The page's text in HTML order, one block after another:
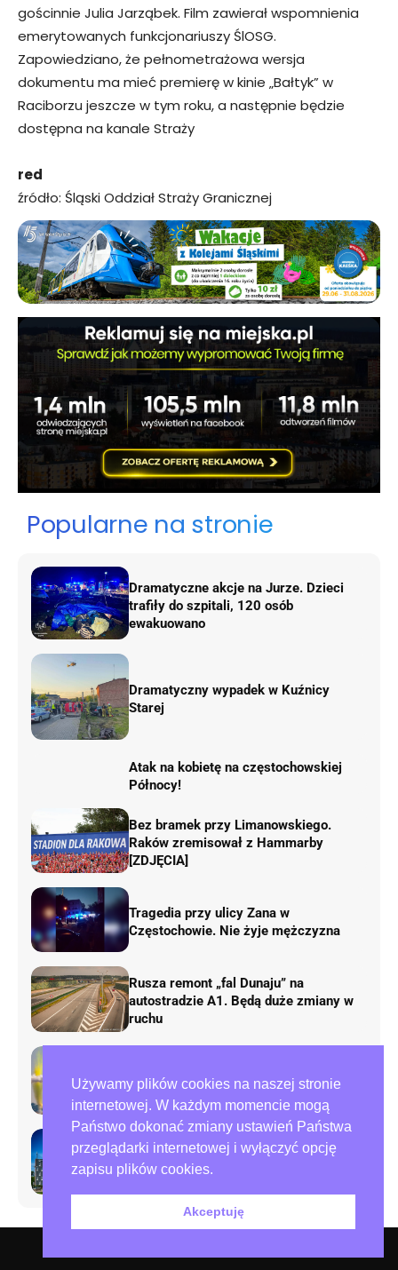
Używamy plików cookies na naszej stronie
internetowej. W każdym momencie mogą
Państwo dokonać zmiany ustawień Państwa
przeglądarki internetowej i wyłączyć opcję
zapisu plików cookies.
Akceptuję
gościnnie Julia Jarząbek. Film zawierał wspomnienia
emerytowanych funkcjonariuszy ŚlOSG.
Zapowiedziano, że pełnometrażowa wersja
dokumentu ma mieć premierę w kinie „Bałtyk” w
Raciborzu jeszcze w tym roku, a następnie będzie
dostępna na kanale Straży
red
źródło: Śląski Oddział Straży Granicznej
Popularne na stronie
Dramatyczne akcje na Jurze. Dzieci
trafiły do szpitali, 120 osób
ewakuowano
Dramatyczny wypadek w Kuźnicy
Starej
Atak na kobietę na częstochowskiej
Północy!
Bez bramek przy Limanowskiego.
Raków zremisował z Hammarby
[ZDJĘCIA]
Tragedia przy ulicy Zana w
Częstochowie. Nie żyje mężczyzna
Rusza remont „fal Dunaju” na
autostradzie A1. Będą duże zmiany w
ruchu
AirShow Rudniki 2026. Dziś finał
pokazów lotniczych
Preparowanie kart w referendum.
Zawiadomienia do policji i ABW